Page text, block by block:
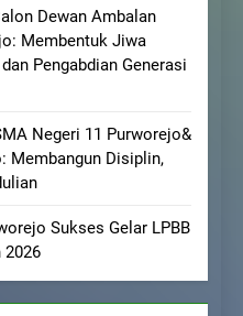
Dewan Ambalan
Membentuk Jiwa
Pengabdian Generasi
Negeri 11 Purworejo&
Membangun Disiplin,
Sukses Gelar LPBB
2026